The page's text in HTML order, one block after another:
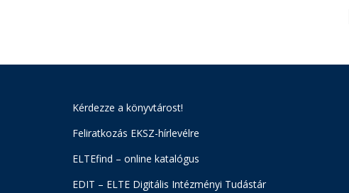
Kérdezze a könyvtárost!
Feliratkozás EKSZ-hírlevélre
ELTEfind – online katalógus
EDIT – ELTE Digitális Intézményi Tudástár